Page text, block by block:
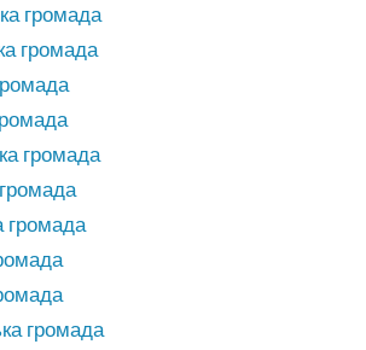
громада
громада
громада
громада
громада